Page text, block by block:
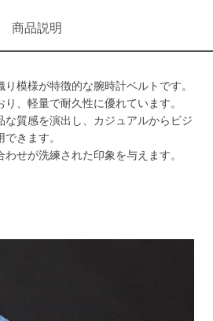
商品説明
模様が特徴的な腕時計ベルトです。
、軽量で耐久性に優れています。
な質感を演出し、カジュアルからビジ
きます。
せが洗練された印象を与えます。